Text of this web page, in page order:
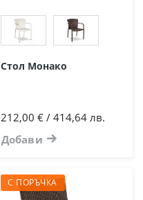
Стол Монако
212,00 € / 414,64 лв.
Добави
С ПОРЪЧКА